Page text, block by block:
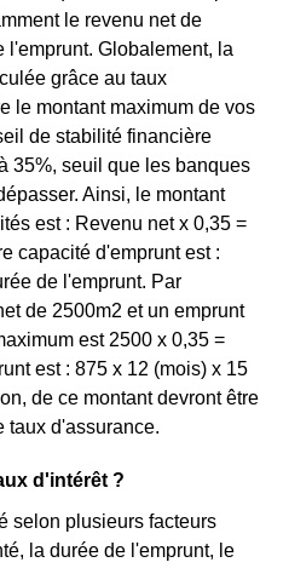
le revenu net de
l'emprunt. Globalement, la
grâce au taux
le montant maximum de vos
de stabilité financière
35%, seuil que les banques
Ainsi, le montant
est : Revenu net x 0,35 =
capacité d'emprunt est :
de l'emprunt. Par
de 2500m2 et un emprunt
est 2500 x 0,35 =
est : 875 x 12 (mois) x 15
de ce montant devront être
taux d'assurance.
d'intérêt ?
selon plusieurs facteurs
la durée de l'emprunt, le